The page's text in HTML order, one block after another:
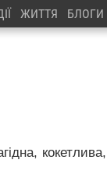
ЖИТТЯ БЛОГИ
кокетлива,